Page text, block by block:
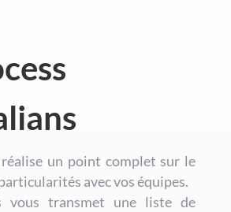
réalise un point complet sur le
avec vos équipes.
vous transmet une liste de